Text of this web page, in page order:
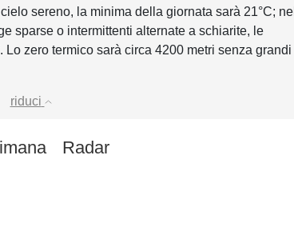
sereno, la minima della giornata sarà 21°C; nel
sparse o intermittenti alternate a schiarite, le
zero termico sarà circa 4200 metri senza grandi
riduci
Radar